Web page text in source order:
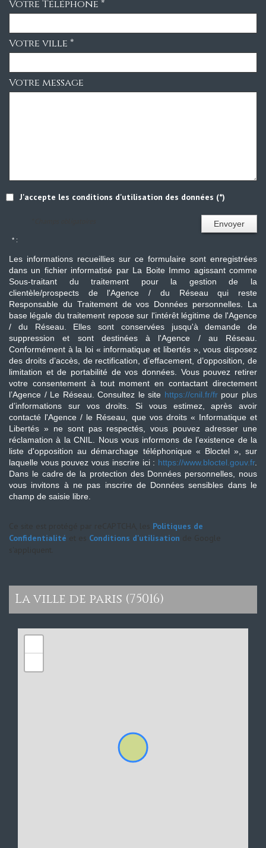
Votre Téléphone *
Votre ville *
Votre message
J'accepte les conditions d'utilisation des données (*)
Envoyer
* :
Les informations recueillies sur ce formulaire sont enregistrées
dans un fichier informatisé par La Boite Immo agissant comme
Sous-traitant du traitement pour la gestion de la
clientèle/prospects de l'Agence / du Réseau qui reste
Responsable du Traitement de vos Données personnelles. La
base légale du traitement repose sur l'intérêt légitime de l'Agence
/ du Réseau. Elles sont conservées jusqu'à demande de
suppression et sont destinées à l'Agence / au Réseau.
Conformément à la loi « informatique et libertés », vous disposez
des droits d’accès, de rectification, d’effacement, d’opposition, de
limitation et de portabilité de vos données. Vous pouvez retirer
votre consentement à tout moment en contactant directement
l’Agence / Le Réseau. Consultez le site https://cnil.fr/frpour plus
d’informations sur vos droits. Si vous estimez, après avoir
contacté l'Agence / le Réseau, que vos droits « Informatique et
Libertés » ne sont pas respectés, vous pouvez adresser une
réclamation à la CNIL. Nous vous informons de l’existence de la
liste d'opposition au démarchage téléphonique « Bloctel », sur
laquelle vous pouvez vous inscrire ici : https://www.bloctel.gouv.fr.
Dans le cadre de la protection des Données personnelles, nous
vous invitons à ne pas inscrire de Données sensibles dans le
champ de saisie libre.
Politiques de
Confidentialité
Conditions d'utilisation
la ville de paris (75016)